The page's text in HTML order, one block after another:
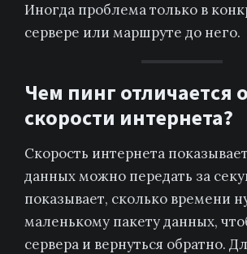
Иногда проблема только в
сервере или маршруте до него.
Чем пинг отличается
скорости интернета?
Скорость интернета
данных можно передать за
показывает, сколько времени
маленькому пакету данных,
сервера и вернуться обратно.